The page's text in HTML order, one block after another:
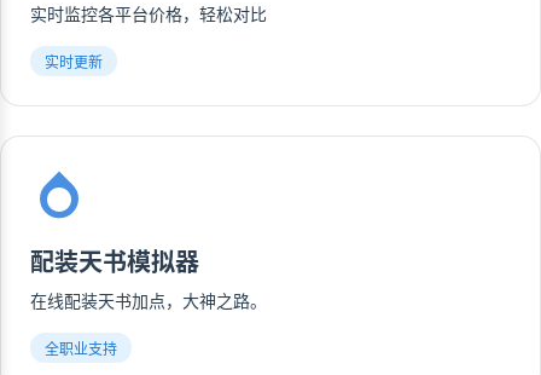
实时监控各平台价格，轻松对比
实时更新
配装天书模拟器
在线配装天书加点，大神之路。
全职业支持